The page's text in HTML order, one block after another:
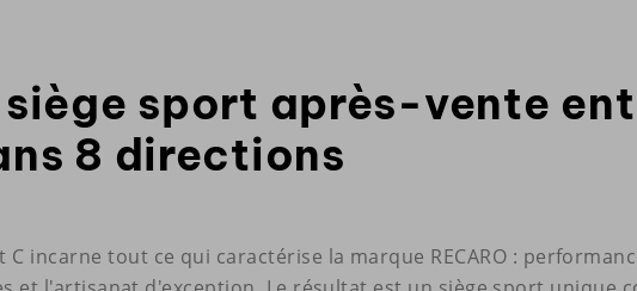
siège sport après-vente
8 directions
C incarne tout ce qui caractérise la marque RECARO :